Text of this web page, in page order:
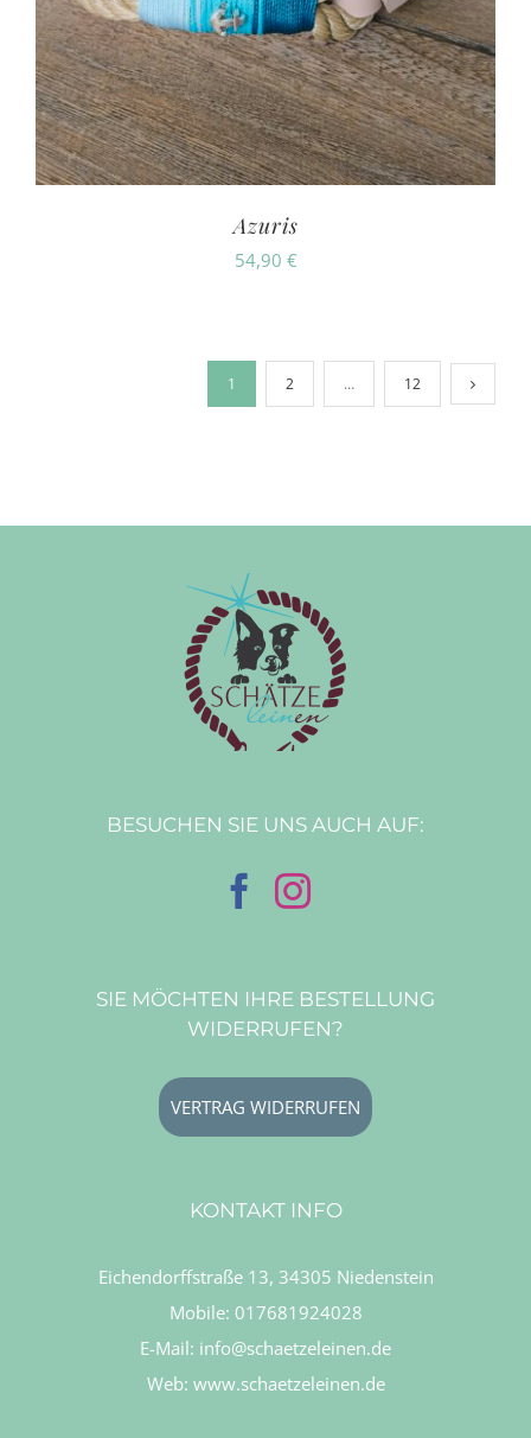
Azuris
54,90 €
1 2 … 12
BESUCHEN SIE UNS AUCH AUF:
SIE MÖCHTEN IHRE BESTELLUNG
WIDERRUFEN?
VERTRAG WIDERRUFEN
KONTAKT INFO
Eichendorffstraße 13, 34305 Niedenstein
Mobile: 017681924028
E-Mail: info@schaetzeleinen.de
Web: www.schaetzeleinen.de